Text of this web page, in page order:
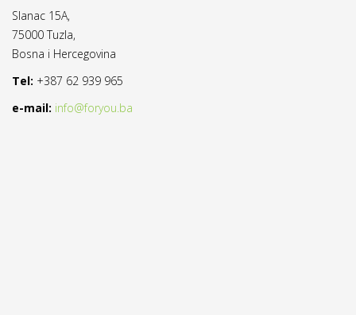
Slanac 15A,
75000 Tuzla,
Bosna i Hercegovina
Tel: +387 62 939 965
e-mail: info@foryou.ba